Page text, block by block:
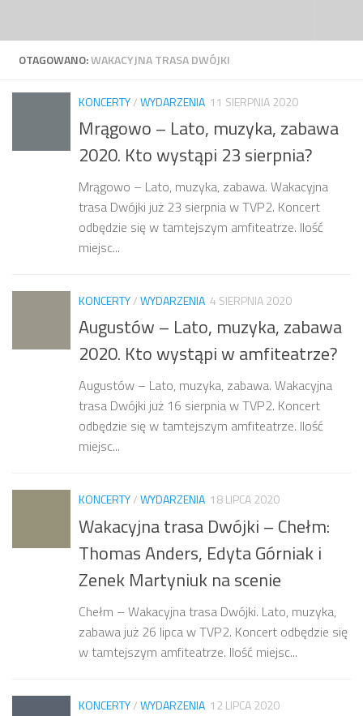
OTAGOWANO:WAKACYJNA TRASA DWÓJKI
KONCERTY/WYDARZENIA 11 SIERPNIA 2020
Mrągowo – Lato, muzyka, zabawa
2020. Kto wystąpi 23 sierpnia?
Mrągowo – Lato, muzyka, zabawa. Wakacyjna
trasa Dwójki już 23 sierpnia w TVP2. Koncert
odbędzie się w tamtejszym amfiteatrze. Ilość
miejsc...
KONCERTY/WYDARZENIA 4 SIERPNIA 2020
Augustów – Lato, muzyka, zabawa
2020. Kto wystąpi w amfiteatrze?
Augustów – Lato, muzyka, zabawa. Wakacyjna
trasa Dwójki już 16 sierpnia w TVP2. Koncert
odbędzie się w tamtejszym amfiteatrze. Ilość
miejsc...
KONCERTY/WYDARZENIA 18 LIPCA 2020
Wakacyjna trasa Dwójki – Chełm:
Thomas Anders, Edyta Górniak i
Zenek Martyniuk na scenie
Chełm – Wakacyjna trasa Dwójki. Lato, muzyka,
zabawa już 26 lipca w TVP2. Koncert odbędzie się
w tamtejszym amfiteatrze. Ilość miejsc...
KONCERTY/WYDARZENIA 12 LIPCA 2020